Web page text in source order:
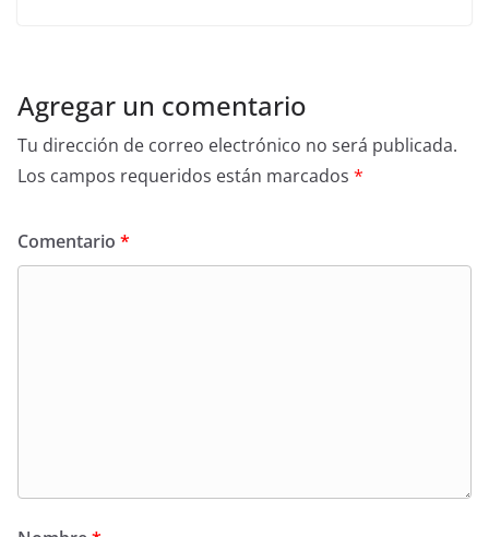
Agregar un comentario
Tu dirección de correo electrónico no será publicada.
Los campos requeridos están marcados *
Comentario *